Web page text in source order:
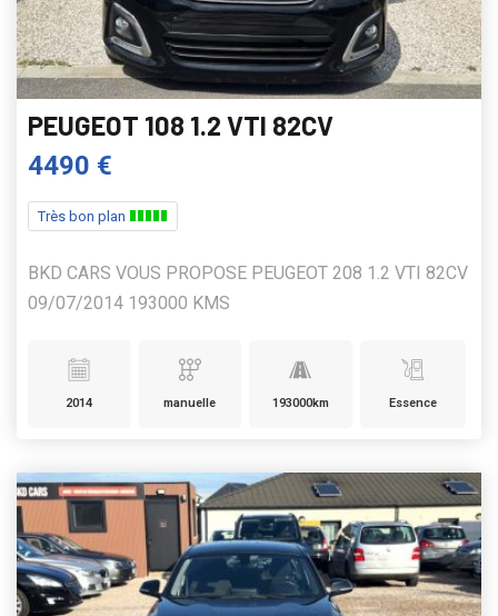
PEUGEOT 108 1.2 VTI 82CV
4490 €
Très bon plan
BKD CARS VOUS PROPOSE PEUGEOT 208 1.2 VTI 82CV
09/07/2014 193000 KMS
2014 manuelle 193000km Essence